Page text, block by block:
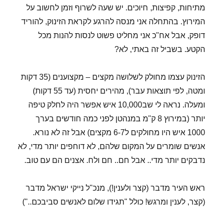
מתיחות, קפיצות, חיוכים. יש שעה לשרוף וזמן לחשוב על
המירוץ. בהתחלה אני מנסה להרגע לקראת הזינוק, להוריד
דופק, אבל אח"כ אני מחליט פשוט לנסות להנות מכל
הקטע. בשביל זה באתי, לא?
הזינוק עצמו מחולק לשלושה מקצים – מקצוענים (35 דקות
ומטה, לפי תוצאות עבר), מהירים יחסית (עד 55 דקות)
ומעלה. נראה לי שב10,000 איש אפשר היה לחלק טיפה
יותר (במירוץ 8 ק"מ במנהטן לפני כמה חודשים בערך
1000 איש היו מחולקים ל6-7 מקצים) אבל זה לא נורא.
אנשים שומרים על המקום שלהם, לא דוחפים יותר מדי, לא
נדבקים יותר מדי.. אבל חם.. חם ולח. אצנים הם עם טוב.
ראש העיר מדבר (קצר ולענין!), מנכ"ל נייקי ישראל מדבר
(קצר, לענין ומרגש! כולל "תגידו שלום לאנשים סביבכם..")